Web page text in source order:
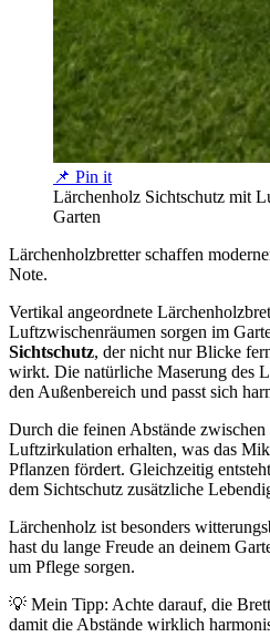
📌 Pin it
Lärchenholz Sichtschutz mit
Garten
Lärchenholzbretter schaffen
Note.
Vertikal angeordnete
Luftzwischenräumen sorgen im
Sichtschutz, der nicht nur Blicke
wirkt. Die natürliche Maserung des
den Außenbereich und passt sich
Durch die feinen Abstände
Luftzirkulation erhalten, was das
Pflanzen fördert. Gleichzeitig
dem Sichtschutz zusätzliche
Lärchenholz ist besonders
hast du lange Freude an deinem
um Pflege sorgen.
💡 Mein Tipp: Achte darauf, die
damit die Abstände wirklich